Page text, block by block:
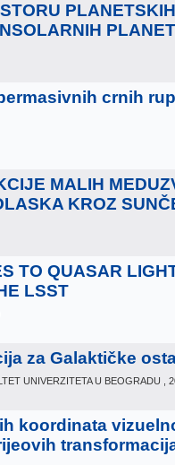
crnih
MALIH
KROZ
TO QUASAR
LSST
za Galaktičke
UNIVERZITETA U BEOGRADU ,
koordinata